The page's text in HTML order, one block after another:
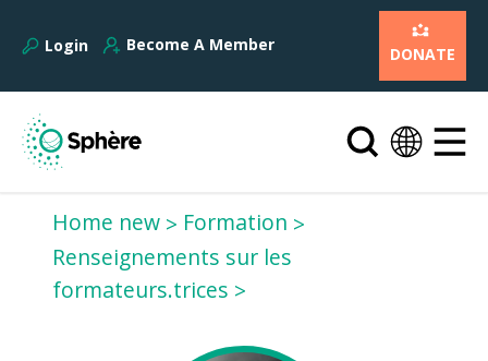
Login Become A Member DONATE
Home new
Formation
Renseignements sur les
formateurs.trices